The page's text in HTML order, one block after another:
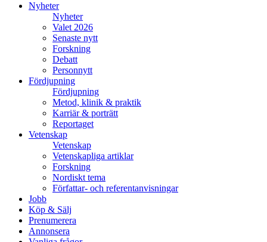
Nyheter
Nyheter
Valet 2026
Senaste nytt
Forskning
Debatt
Personnytt
Fördjupning
Fördjupning
Metod, klinik & praktik
Karriär & porträtt
Reportaget
Vetenskap
Vetenskap
Vetenskapliga artiklar
Forskning
Nordiskt tema
Författar- och referentanvisningar
Jobb
Köp & Sälj
Prenumerera
Annonsera